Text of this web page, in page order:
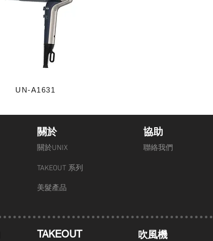
UN-A1631
關於
關於UNIX
TAKEOUT 系列
美髮產品
協助
聯絡我們
TAKEOUT ​吹風機